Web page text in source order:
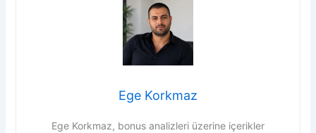
Ege Korkmaz
Ege Korkmaz, bonus analizleri üzerine içerikler